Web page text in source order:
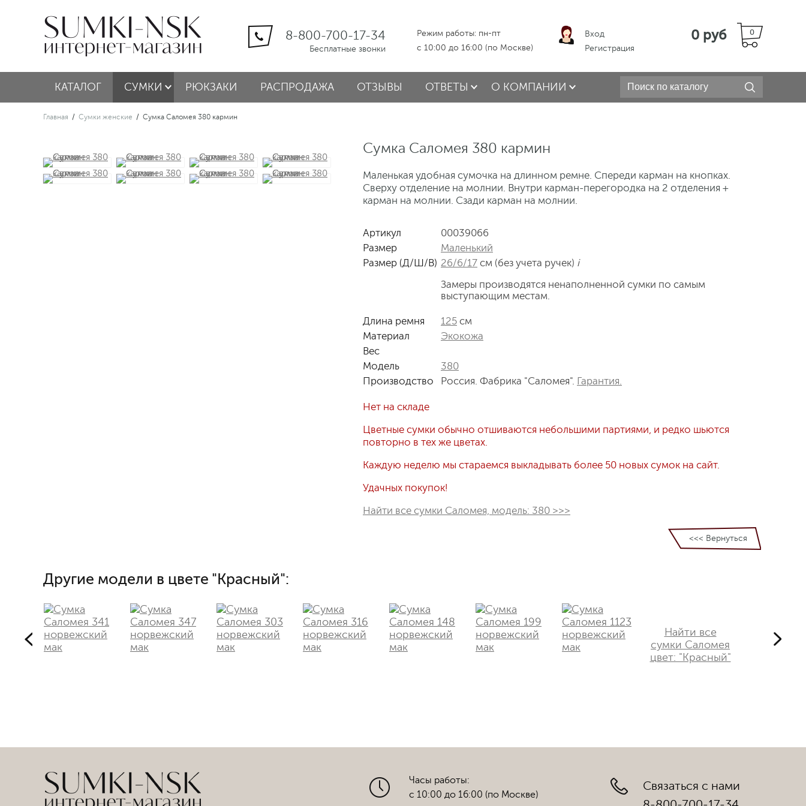
8-800-700-17-34
Бесплатные звонки
Режим работы: пн-пт
с 10:00 до 16:00 (по Москве)
Вход
Регистрация
0
0 руб
КАТАЛОГ СУМКИ РЮКЗАКИ РАСПРОДАЖА ОТЗЫВЫ ОТВЕТЫ О КОМПАНИИ
Главная / Сумки женские / Сумка Саломея 380 кармин
Сумка Саломея 380 кармин
Маленькая удобная сумочка на длинном ремне. Спереди карман на кнопках.
Сверху отделение на молнии. Внутри карман-перегородка на 2 отделения +
карман на молнии. Сзади карман на молнии.
Артикул
00039066
Размер
Маленький
Размер (Д/Ш/В) 26/6/17 см (без учета ручек) i
Замеры производятся ненаполненной сумки по самым
выступающим местам.
Длина ремня 125 см
Материал
Экокожа
Вес
Модель
380
Производство
Россия. Фабрика "Саломея". Гарантия.
Нет на складе
Цветные сумки обычно отшиваются небольшими партиями, и редко шьются
повторно в тех же цветах.
Каждую неделю мы стараемся выкладывать более 50 новых сумок на сайт.
Удачных покупок!
Найти все сумки Саломея, модель: 380 >>>
<<< Вернуться
Другие модели в цвете "Красный":
Найти все
сумки Саломея
цвет: "Красный"
Часы работы:
с 10:00 до 16:00 (по Москве)
Связаться с нами